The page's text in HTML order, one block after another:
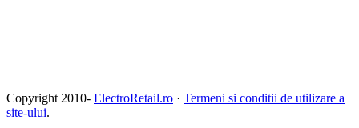
Copyright 2010- ElectroRetail.ro · Termeni si conditii de utilizare a
site-ului.